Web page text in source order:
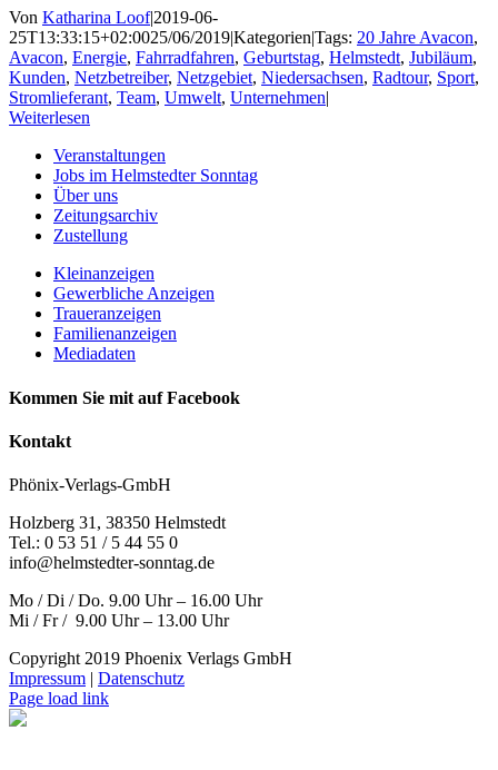
Von Katharina Loof|2019-06-
25T13:33:15+02:0025/06/2019|Kategorien|Tags: 20 Jahre Avacon,
Avacon, Energie, Fahrradfahren, Geburtstag, Helmstedt, Jubiläum,
Kunden, Netzbetreiber, Netzgebiet, Niedersachsen, Radtour, Sport,
Stromlieferant, Team, Umwelt, Unternehmen|
Weiterlesen
Veranstaltungen
Jobs im Helmstedter Sonntag
Über uns
Zeitungsarchiv
Zustellung
Kleinanzeigen
Gewerbliche Anzeigen
Traueranzeigen
Familienanzeigen
Mediadaten
Kommen Sie mit auf Facebook
Kontakt
Phönix-Verlags-GmbH
Holzberg 31, 38350 Helmstedt
Tel.: 0 53 51 / 5 44 55 0
info@helmstedter-sonntag.de
Mo / Di / Do. 9.00 Uhr – 16.00 Uhr
Mi / Fr / 9.00 Uhr – 13.00 Uhr
Copyright 2019 Phoenix Verlags GmbH
Impressum | Datenschutz
Page load link